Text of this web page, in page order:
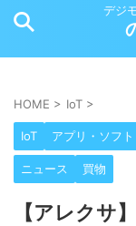
デジ
HOME > IoT >
IoT アプリ・ソフト
ニュース 買物
【アレクサ